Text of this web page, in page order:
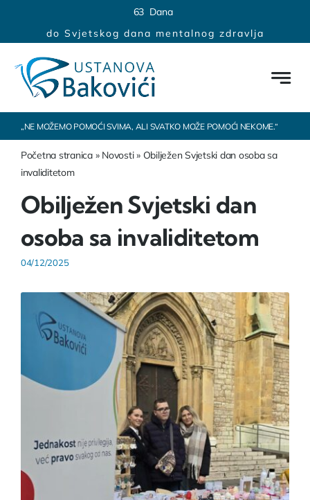
63 Dana
do Svjetskog dana mentalnog zdravlja
„NE MOŽEMO POMOĆI SVIMA, ALI SVATKO MOŽE POMOĆI NEKOME.“
Početna stranica» Novosti» Obilježen Svjetski dan osoba sa
invaliditetom
Obilježen Svjetski dan
osoba sa invaliditetom
04/12/2025